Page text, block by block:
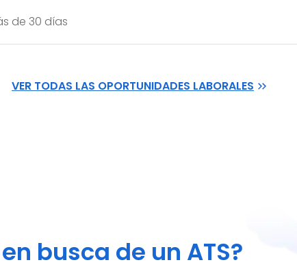
de 30 días
VER TODAS LAS OPORTUNIDADES LABORALES
busca de un ATS?